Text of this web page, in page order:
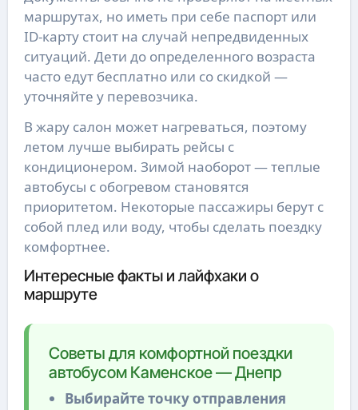
маршрутах, но иметь при себе паспорт или
ID-карту стоит на случай непредвиденных
ситуаций. Дети до определенного возраста
часто едут бесплатно или со скидкой —
уточняйте у перевозчика.
В жару салон может нагреваться, поэтому
летом лучше выбирать рейсы с
кондиционером. Зимой наоборот — теплые
автобусы с обогревом становятся
приоритетом. Некоторые пассажиры берут с
собой плед или воду, чтобы сделать поездку
комфортнее.
Интересные факты и лайфхаки о
маршруте
Советы для комфортной поездки
автобусом Каменское — Днепр
Выбирайте точку отправления